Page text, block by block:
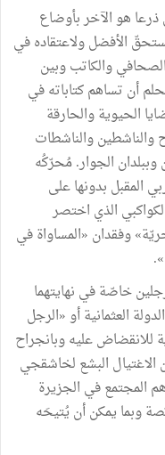
هو الآخر بأوضاع
الأفضل ولاعتقاده في
والكاتب وبين
أن تساهم كتاباته في
الحيوية والحارقة
والناشطين والناشطات
وببلدان الجوار. مُحرّكُه
المقبل بدونها على
الذي اختصر
وفقدان «المساواة في
خاصّة في نهايتهما
العثمانية أو «الرجل
للانقضاض عليه وبانجراح
البشع لخاشقجي
المجتمع في الجزيرة
وبما يمكن أن يُتيحَه